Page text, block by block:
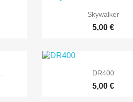
Aperçu rapide
Skywalker
5,00 €
Aperçu rapide
DR400
5,00 €